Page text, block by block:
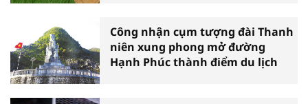
Công nhận cụm tượng đài Thanh
niên xung phong mở đường
Hạnh Phúc thành điểm du lịch